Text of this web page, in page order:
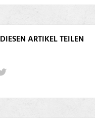
DIESEN ARTIKEL TEILEN